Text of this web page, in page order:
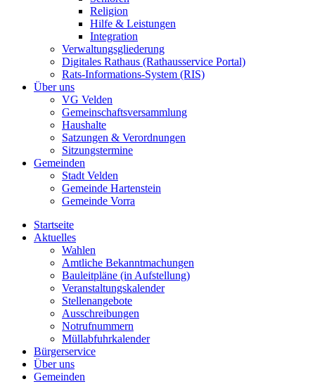
Religion
Hilfe & Leistungen
Integration
Verwaltungsgliederung
Digitales Rathaus (Rathausservice Portal)
Rats-Informations-System (RIS)
Über uns
VG Velden
Gemeinschaftsversammlung
Haushalte
Satzungen & Verordnungen
Sitzungstermine
Gemeinden
Stadt Velden
Gemeinde Hartenstein
Gemeinde Vorra
Startseite
Aktuelles
Wahlen
Amtliche Bekanntmachungen
Bauleitpläne (in Aufstellung)
Veranstaltungskalender
Stellenangebote
Ausschreibungen
Notrufnummern
Müllabfuhrkalender
Bürgerservice
Über uns
Gemeinden